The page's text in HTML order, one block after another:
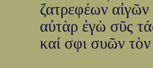
ζατρεφέων αἰγῶν
αὐτὰρ ἐγὼ σῦς
καί σφι συῶν